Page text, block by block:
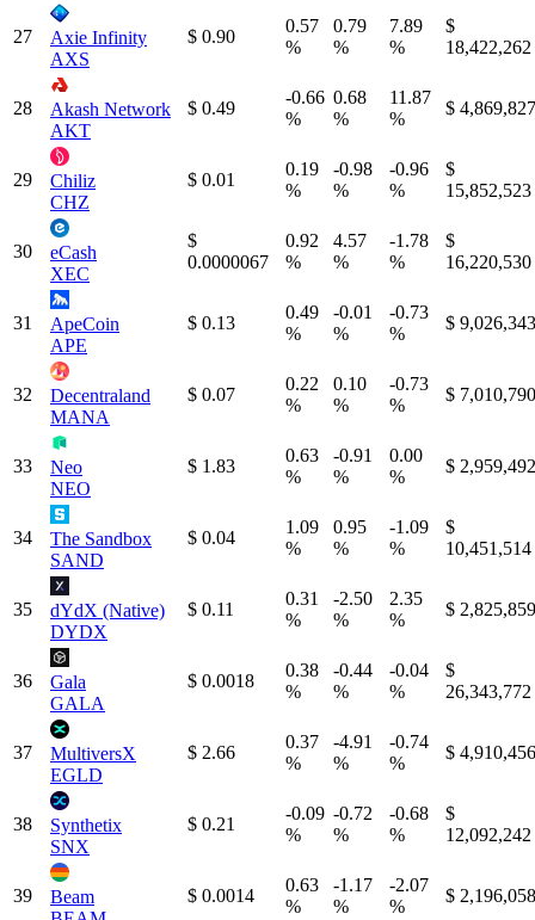
27
Axie Infinity
AXS
$ 0.90
0.57
%
0.79
%
7.89
%
$
18,422,262
28
Akash Network
AKT
$ 0.49
-0.66
%
0.68
%
11.87
%
$ 4,869,827
29
Chiliz
CHZ
$ 0.01
0.19
%
-0.98
%
-0.96
%
$
15,852,523
30
eCash
XEC
$
0.0000067
0.92
%
4.57
%
-1.78
%
$
16,220,530
31
ApeCoin
APE
$ 0.13
0.49
%
-0.01
%
-0.73
%
$ 9,026,343
32
Decentraland
MANA
$ 0.07
0.22
%
0.10
%
-0.73
%
$ 7,010,790
33
Neo
NEO
$ 1.83
0.63
%
-0.91
%
0.00
%
$ 2,959,492
34
The Sandbox
SAND
$ 0.04
1.09
%
0.95
%
-1.09
%
$
10,451,514
35
dYdX (Native)
DYDX
$ 0.11
0.31
%
-2.50
%
2.35
%
$ 2,825,859
36
Gala
GALA
$ 0.0018
0.38
%
-0.44
%
-0.04
%
$
26,343,772
37
MultiversX
EGLD
$ 2.66
0.37
%
-4.91
%
-0.74
%
$ 4,910,456
38
Synthetix
SNX
$ 0.21
-0.09
%
-0.72
%
-0.68
%
$
12,092,242
39
Beam
$ 0.0014
0.63
%
-1.17
%
-2.07
%
$ 2,196,058